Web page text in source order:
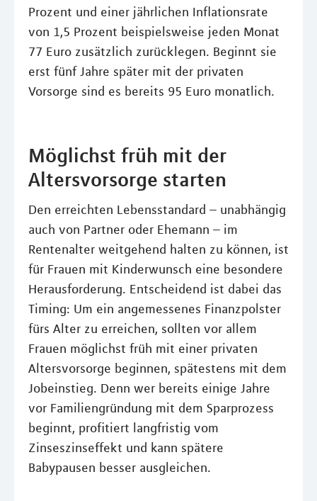
Prozent und einer jährlichen Inflationsrate
von 1,5 Prozent beispielsweise jeden Monat
77 Euro zusätzlich zurücklegen. Beginnt sie
erst fünf Jahre später mit der privaten
Vorsorge sind es bereits 95 Euro monatlich.
Möglichst früh mit der
Altersvorsorge starten
Den erreichten Lebensstandard – unabhängig
auch von Partner oder Ehemann – im
Rentenalter weitgehend halten zu können, ist
für Frauen mit Kinderwunsch eine besondere
Herausforderung. Entscheidend ist dabei das
Timing: Um ein angemessenes Finanzpolster
fürs Alter zu erreichen, sollten vor allem
Frauen möglichst früh mit einer privaten
Altersvorsorge beginnen, spätestens mit dem
Jobeinstieg. Denn wer bereits einige Jahre
vor Familiengründung mit dem Sparprozess
beginnt, profitiert langfristig vom
Zinseszinseffekt und kann spätere
Babypausen besser ausgleichen.